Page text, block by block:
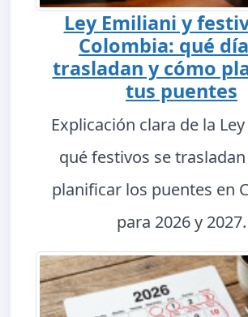
Ley Emiliani y
Colombia: qué
trasladan y cómo
tus puentes
Explicación clara de la
qué festivos se
planificar los puentes en
para 2026 y 2027.